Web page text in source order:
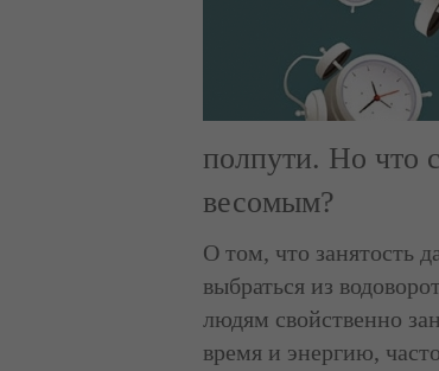
полпути. Но что
весомым?
О том, что занятость
выбраться из
людям свойственно
время и энергию,